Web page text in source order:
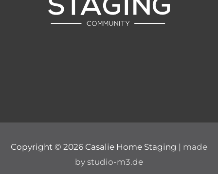
Copyright © 2026 Casalie Home Staging | made
by studio-m3.de